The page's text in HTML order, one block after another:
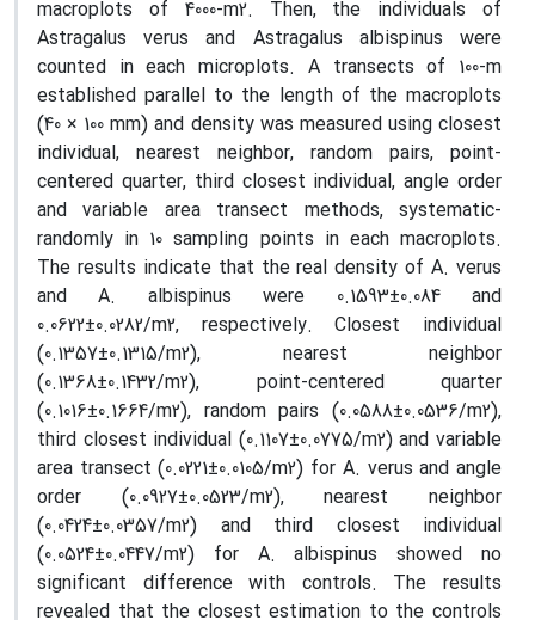
macroplots of 4000-m2. Then, the individuals of
Astragalus verus and Astragalus albispinus were
counted in each microplots. A transects of 100-m
established parallel to the length of the macroplots
(40 × 100 mm) and density was measured using closest
individual, nearest neighbor, random pairs, point-
centered quarter, third closest individual, angle order
and variable area transect methods, systematic-
randomly in 10 sampling points in each macroplots.
The results indicate that the real density of A. verus
and A. albispinus were 0.1593±0.084 and
0.0622±0.0282/m2, respectively. Closest individual
(0.1357±0.1315/m2), nearest neighbor
(0.1368±0.1432/m2), point-centered quarter
(0.1016±0.1664/m2), random pairs (0.0588±0.0536/m2),
third closest individual (0.1107±0.0775/m2) and variable
area transect (0.0221±0.0105/m2) for A. verus and angle
order (0.0927±0.0523/m2), nearest neighbor
(0.0424±0.0357/m2) and third closest individual
(0.0524±0.0447/m2) for A. albispinus showed no
significant difference with controls. The results
revealed that the closest estimation to the controls